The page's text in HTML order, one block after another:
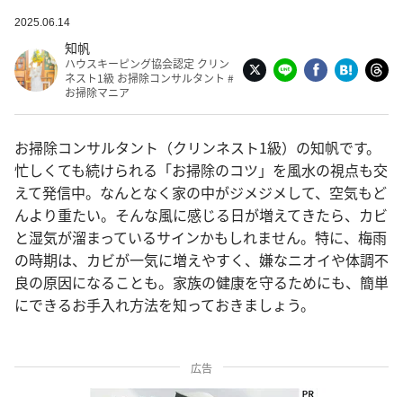
2025.06.14
知帆
ハウスキーピング協会認定 クリン
ネスト1級 お掃除コンサルタント #
お掃除マニア
お掃除コンサルタント（クリンネスト1級）の知帆です。
忙しくても続けられる「お掃除のコツ」を風水の視点も交
えて発信中。なんとなく家の中がジメジメして、空気もど
んより重たい。そんな風に感じる日が増えてきたら、カビ
と湿気が溜まっているサインかもしれません。特に、梅雨
の時期は、カビが一気に増えやすく、嫌なニオイや体調不
良の原因になることも。家族の健康を守るためにも、簡単
にできるお手入れ方法を知っておきましょう。
広告